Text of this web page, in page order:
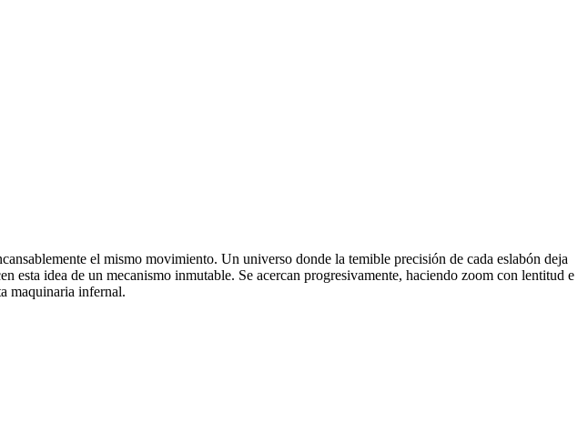
el mismo movimiento. Un universo donde la temible precisión de cada eslabón deja
idea de un mecanismo inmutable. Se acercan progresivamente, haciendo zoom con lentitud e
maquinaria infernal.